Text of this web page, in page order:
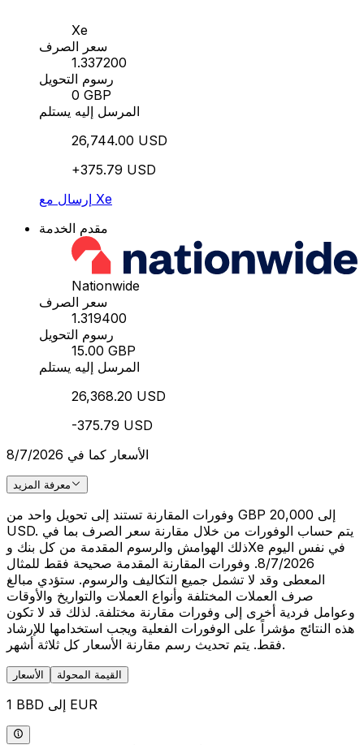
Xe
سعر الصرف
1.337200
رسوم التحويل
0 GBP
المرسل إليه يستلم
26,744.00 USD
+375.79 USD
إرسال مع Xe
مقدم الخدمة
Nationwide
سعر الصرف
1.319400
رسوم التحويل
15.00 GBP
المرسل إليه يستلم
26,368.20 USD
-375.79 USD
الأسعار كما في 8/7/2026
معرفة المزيد
وفورات المقارنة تستند إلى تحويل واحد من GBP 20,000 إلى
USD. يتم حساب الوفورات من خلال مقارنة سعر الصرف بما في
ذلك الهوامش والرسوم المقدمة من كل بنك وXe في نفس اليوم
8/7/2026. وفورات المقارنة المقدمة صحيحة فقط للمثال
المعطى وقد لا تشمل جميع التكاليف والرسوم. ستؤدي مبالغ
صرف العملات المختلفة وأنواع العملات والتواريخ والأوقات
وعوامل فردية أخرى إلى وفورات مقارنة مختلفة. لذلك قد لا تكون
هذه النتائج مؤشراً على الوفورات الفعلية ويجب استخدامها للإرشاد
فقط. يتم تحديث رسم مقارنة الأسعار كل ثلاثة أشهر.
الأسعار القيمة المحولة
1 BBD إلى EUR